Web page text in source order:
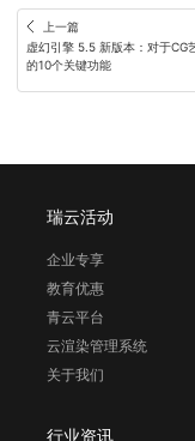
上一篇
虚幻引擎 5.5 新版本：对于CG
的10个关键功能
瑞云活动
企业专享
教育优惠
青云平台
云渲染管理系统
关于我们
行业资讯